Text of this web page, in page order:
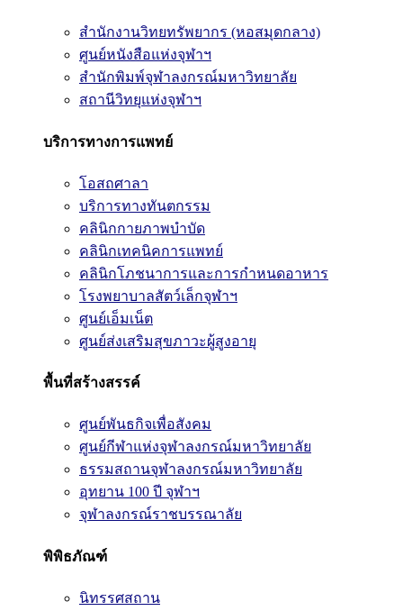
สำนักงานวิทยทรัพยากร (หอสมุดกลาง)
ศูนย์หนังสือแห่งจุฬาฯ
สำนักพิมพ์จุฬาลงกรณ์มหาวิทยาลัย
สถานีวิทยุแห่งจุฬาฯ
บริการทางการแพทย์
โอสถศาลา
บริการทางทันตกรรม
คลินิกกายภาพบำบัด
คลินิกเทคนิคการแพทย์
คลินิกโภชนาการและการกำหนดอาหาร
โรงพยาบาลสัตว์เล็กจุฬาฯ
ศูนย์เอ็มเน็ต
ศูนย์ส่งเสริมสุขภาวะผู้สูงอายุ
พื้นที่สร้างสรรค์
ศูนย์พันธกิจเพื่อสังคม
ศูนย์กีฬาแห่งจุฬาลงกรณ์มหาวิทยาลัย
ธรรมสถานจุฬาลงกรณ์มหาวิทยาลัย
อุทยาน 100 ปี จุฬาฯ
จุฬาลงกรณ์ราชบรรณาลัย
พิพิธภัณฑ์
นิทรรศสถาน